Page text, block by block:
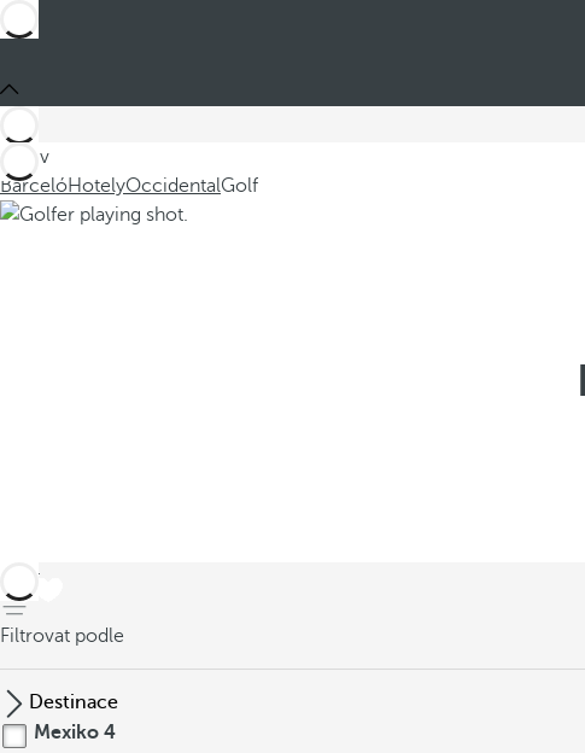
Jste v
BarcelóHotelyOccidentalGolf
Zpět
Filtrovat podle
Destinace
Mexiko 4